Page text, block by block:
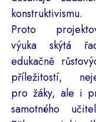
konstruktivismu.
Proto
výuka skýtá
edukačně
příležitostí,
pro žáky, ale i
samotného